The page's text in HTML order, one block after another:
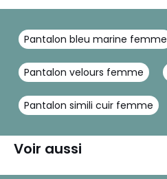
Pantalon bleu marine femme
Pantalon velours femme
Pantalon simili cuir femme
Voir aussi